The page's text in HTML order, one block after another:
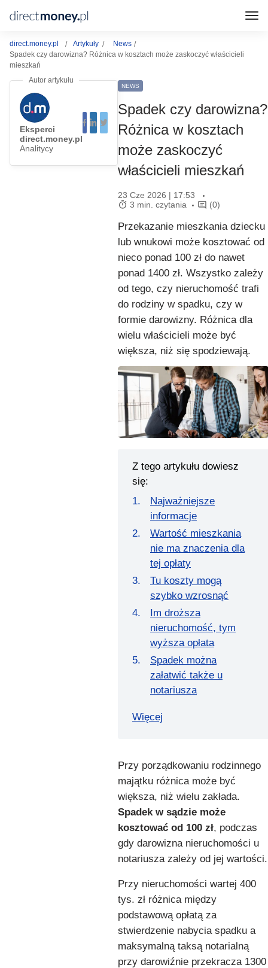
direct.money.pl Artykuły
News
Spadek czy darowizna? Różnica w kosztach może zaskoczyć właścicieli
mieszkań
Eksperci
direct.money.pl
Analitycy
NEWS
Spadek czy darowizna?
Różnica w kosztach
może zaskoczyć
właścicieli mieszkań
23 Cze 2026 | 17:53
3 min. czytania
(0)
Przekazanie mieszkania dziecku
lub wnukowi może kosztować od
nieco ponad 100 zł do nawet
ponad 1400 zł. Wszystko zależy
od tego, czy nieruchomość trafi
do rodziny w spadku, czy w
formie darowizny. Różnica dla
wielu właścicieli może być
większa, niż się spodziewają.
Z tego artykułu dowiesz
się:
Najważniejsze
informacje
Wartość mieszkania
nie ma znaczenia dla
tej opłaty
Tu koszty mogą
szybko wzrosnąć
Im droższa
nieruchomość, tym
wyższa opłata
Spadek można
załatwić także u
notariusza
Więcej
Przy porządkowaniu rodzinnego
majątku różnica może być
większa, niż wielu zakłada.
Spadek w sądzie może
kosztować od 100 zł, podczas
gdy darowizna nieruchomości u
notariusza zależy od jej wartości.
Przy nieruchomości wartej 400
tys. zł różnica między
podstawową opłatą za
stwierdzenie nabycia spadku a
maksymalną taksą notarialną
przy darowiźnie przekracza 1300